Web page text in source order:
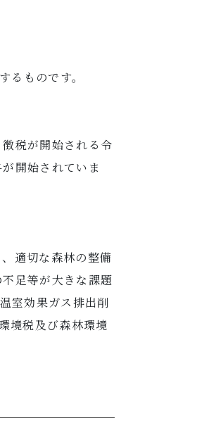
ものです。
税が開始される令
開始されていま
適切な森林の整備
足等が大きな課題
室効果ガス排出削
境税及び森林環境